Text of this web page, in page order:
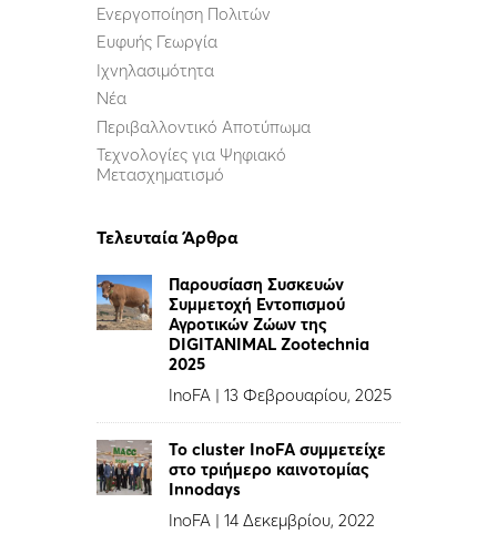
Ενεργοποίηση Πολιτών
Ευφυής Γεωργία
Ιχνηλασιμότητα
Νέα
Περιβαλλοντικό Αποτύπωμα
Τεχνολογίες για Ψηφιακό
Μετασχηματισμό
Τελευταία Άρθρα
Παρουσίαση Συσκευών
Συμμετοχή Εντοπισμού
Αγροτικών Ζώων της
DIGITANIMAL Zootechnia
2025
InoFA |13 Φεβρουαρίου, 2025
To cluster InoFA συμμετείχε
στο τριήμερο καινοτομίας
Innodays
InoFA |14 Δεκεμβρίου, 2022